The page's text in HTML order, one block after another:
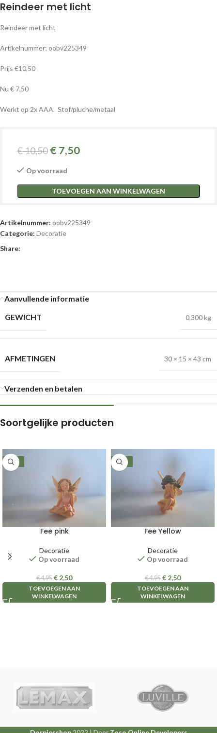
Reindeer met licht
Reindeer met licht
Artikelnummer; oobv225349
Prijs €10,50
Nu € 7,50
Werkt op 2x AAA. Stof/pluche/metaal
€10,50 € 7,50
Op voorraad
TOEVOEGEN AAN WINKELWAGEN
Artikelnummer: oobv225349
Categorie: Decoratie
Share:
Aanvullende informatie
GEWICHT
0,300 kg
AFMETINGEN 30 × 15 × 43 cm
Verzenden en betalen
Soortgelijke producten
-49%
Fee pink
Decoratie
Op voorraad
€4,95 € 2,50
TOEVOEGEN AAN
WINKELWAGEN
-49%
Fee Yellow
Decoratie
Op voorraad
€4,95 € 2,50
TOEVOEGEN AAN
WINKELWAGEN